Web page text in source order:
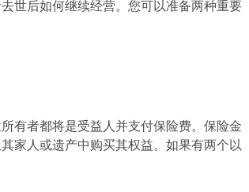
世后如何继续经营。您可以准备两种重要
有者都将是受益人并支付保险费。保险金
家人或遗产中购买其权益。如果有两个以